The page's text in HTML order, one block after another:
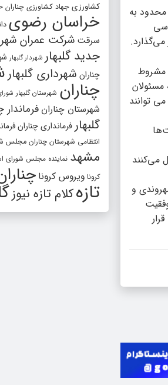
محدود به
می‌گذارد.
مشروط
توانند
می‌کنند
و
کشاورزی جهاد کشاورزی چناران
خراسان رضوی
سرقت شرکت عمران شهر
جدید گلبهار شهردار گلبهار
چناران شهرداری گلبهار
چناران شهرستان گلبهار
شهرستان چناران فرماندار
گلبهار فرمانداری چناران
انتظامی شهرستان چناران مجلس
مشهد نماینده مجلس شورای
کرونا ویروس کرونا
تازهکلام تازه نیوز